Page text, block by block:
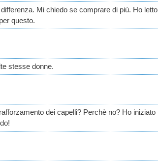
Mi chiedo se comprare di più. Ho letto
questo.
stesse donne.
dei capelli? Perchè no? Ho iniziato